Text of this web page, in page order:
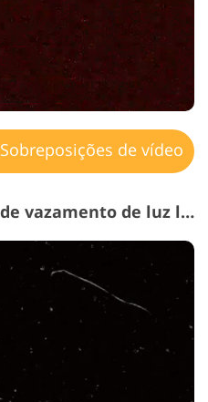
Sobreposições de vídeo
Sobreposição de vídeo de vazamento de luz livre # 20 "Dust"